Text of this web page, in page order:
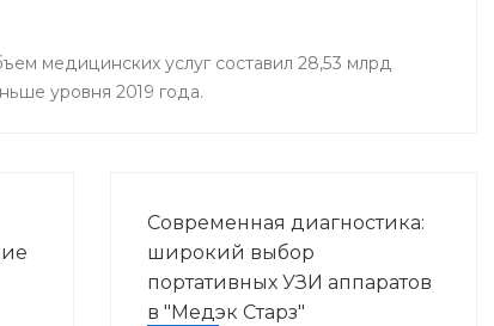
медицинских услуг составил 28,53 млрд
уровня 2019 года.
Современная диагностика:
широкий выбор
портативных УЗИ аппаратов
в "Медэк Старз"